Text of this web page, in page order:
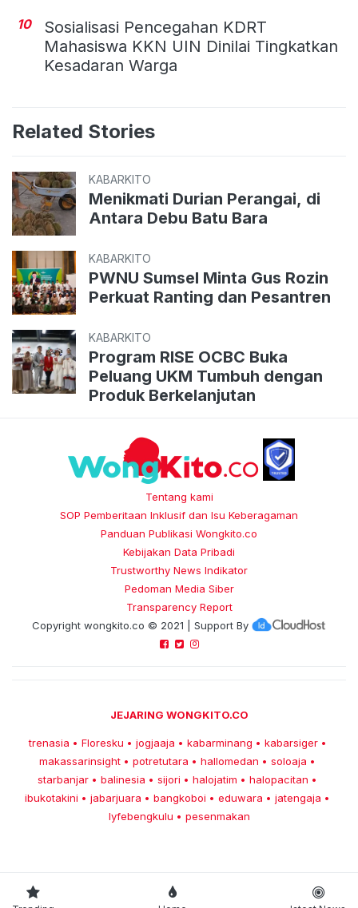
10
Sosialisasi Pencegahan KDRT
Mahasiswa KKN UIN Dinilai Tingkatkan
Kesadaran Warga
Related Stories
KABARKITO
Menikmati Durian Perangai, di
Antara Debu Batu Bara
KABARKITO
PWNU Sumsel Minta Gus Rozin
Perkuat Ranting dan Pesantren
KABARKITO
Program RISE OCBC Buka
Peluang UKM Tumbuh dengan
Produk Berkelanjutan
Tentang kami
SOP Pemberitaan Inklusif dan Isu Keberagaman
Panduan Publikasi Wongkito.co
Kebijakan Data Pribadi
Trustworthy News Indikator
Pedoman Media Siber
Transparency Report
Copyright wongkito.co © 2021 | Support By
JEJARING WONGKITO.CO
trenasia • Floresku • jogjaaja • kabarminang • kabarsiger •
makassarinsight • potretutara • hallomedan • soloaja •
starbanjar • balinesia • sijori • halojatim • halopacitan •
ibukotakini • jabarjuara • bangkoboi • eduwara • jatengaja •
lyfebengkulu • pesenmakan